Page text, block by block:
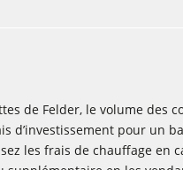
de Felder, le volume des
d’investissement pour un
les frais de chauffage en